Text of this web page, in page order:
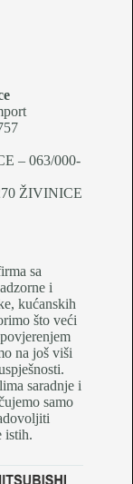
– 063/000-
ŽIVINICE
sa
i
kućanskih
što veći
na još viši
saradnje i
samo
istih.